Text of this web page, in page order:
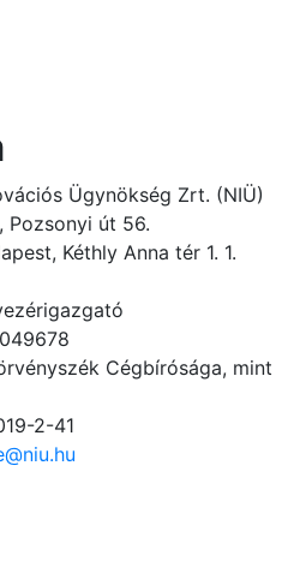
Ügynökség Zrt. (NIÜ)
Pozsonyi út 56.
Kéthly Anna tér 1. 1.
Cégbírósága, mint
2-41